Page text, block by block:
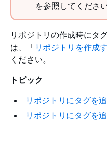
を参照してください
リポジトリの作成時にタ
は、「 リポジトリを作成
ください。
トピック
リポジトリにタグを
リポジトリにタグを